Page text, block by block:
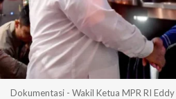
Dokumentasi - Wakil Ketua MPR RI